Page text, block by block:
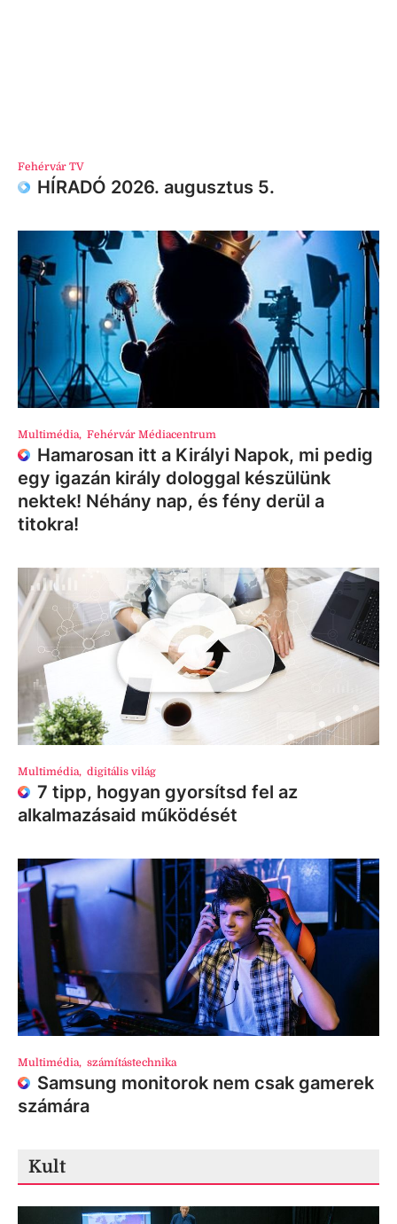
Fehérvár TV
HÍRADÓ 2026. augusztus 5.
Multimédia, Fehérvár Médiacentrum
Hamarosan itt a Királyi Napok, mi pedig
egy igazán király dologgal készülünk
nektek! Néhány nap, és fény derül a
titokra!
Multimédia, digitális világ
7 tipp, hogyan gyorsítsd fel az
alkalmazásaid működését
Multimédia, számítástechnika
Samsung monitorok nem csak gamerek
számára
Kult